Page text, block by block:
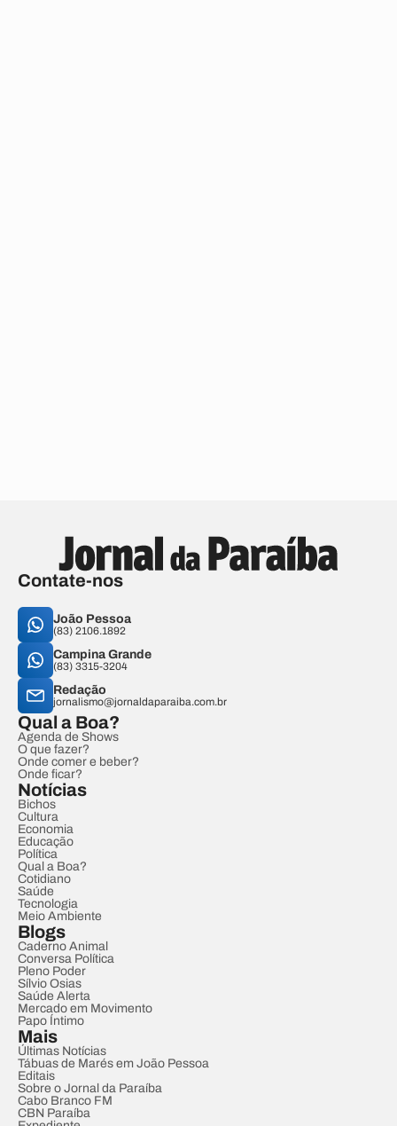
Contate-nos
João Pessoa
(83) 2106.1892
Campina Grande
(83) 3315-3204
Redação
jornalismo@jornaldaparaiba.com.br
Qual a Boa?
Agenda de Shows
O que fazer?
Onde comer e beber?
Onde ficar?
Notícias
Bichos
Cultura
Economia
Educação
Política
Qual a Boa?
Cotidiano
Saúde
Tecnologia
Meio Ambiente
Blogs
Caderno Animal
Conversa Política
Pleno Poder
Sílvio Osias
Saúde Alerta
Mercado em Movimento
Papo Íntimo
Mais
Últimas Notícias
Tábuas de Marés em João Pessoa
Editais
Sobre o Jornal da Paraíba
Cabo Branco FM
CBN Paraíba